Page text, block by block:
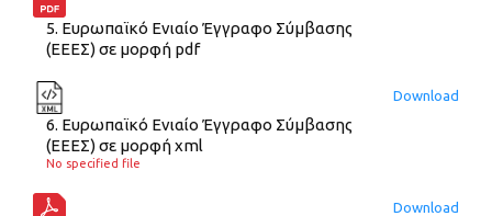
5. Ευρωπαϊκό Ενιαίο Έγγραφο Σύμβασης
(ΕΕΕΣ) σε μορφή pdf
6. Ευρωπαϊκό Ενιαίο Έγγραφο Σύμβασης
(ΕΕΕΣ) σε μορφή xml
No specified file
Download
Download